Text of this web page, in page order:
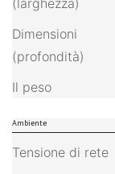
(larghezza)
Dimensioni
(profondità)
Il peso
Ambiente
Tensione di rete